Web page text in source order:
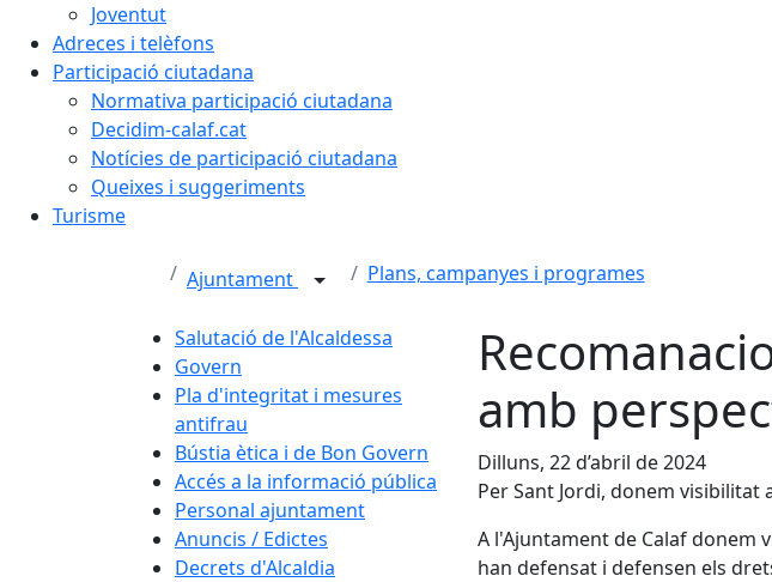
Joventut
Adreces i telèfons
Participació ciutadana
Normativa participació ciutadana
Decidim-calaf.cat
Notícies de participació ciutadana
Queixes i suggeriments
Turisme
Ajuntament Plans, campanyes i programes
Salutació de l'Alcaldessa
Govern
Pla d'integritat i mesures
antifrau
Bústia ètica i de Bon Govern
Accés a la informació pública
Personal ajuntament
Anuncis / Edictes
Decrets d'Alcaldia
amb
Dilluns, 22 d’abril de 2024
Per Sant Jordi, donem visibilitat
A l'Ajuntament de Calaf donem
han defensat i defensen els